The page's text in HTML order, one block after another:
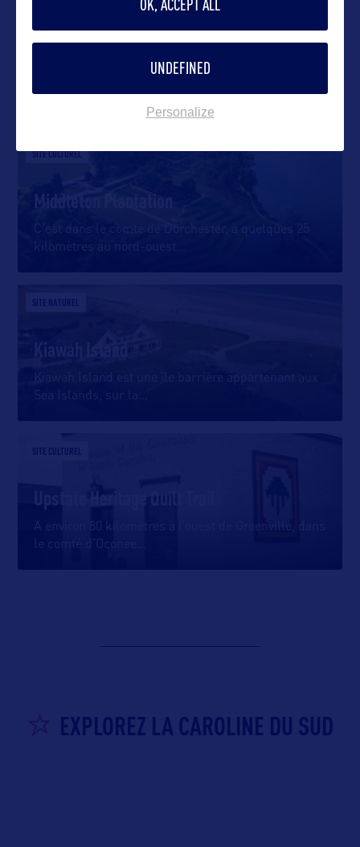
DANS LA MÊME CATEGORIE
SITE CULTUREL
Middleton Plantation
C’est dans le comté de Dorchester, à quelques 25
kilomètres au nord-ouest
SITE NATUREL
Kiawah Island
Kiawah Island est une île barrière appartenant aux
Sea Islands, sur la
SITE CULTUREL
A environ 80 kilomètres à l’ouest de Greenville, dans
le comté d’Oconee
EXPLOREZ LA CAROLINE DU SUD
OK, ACCEPT ALL
UNDEFINED
Personalize